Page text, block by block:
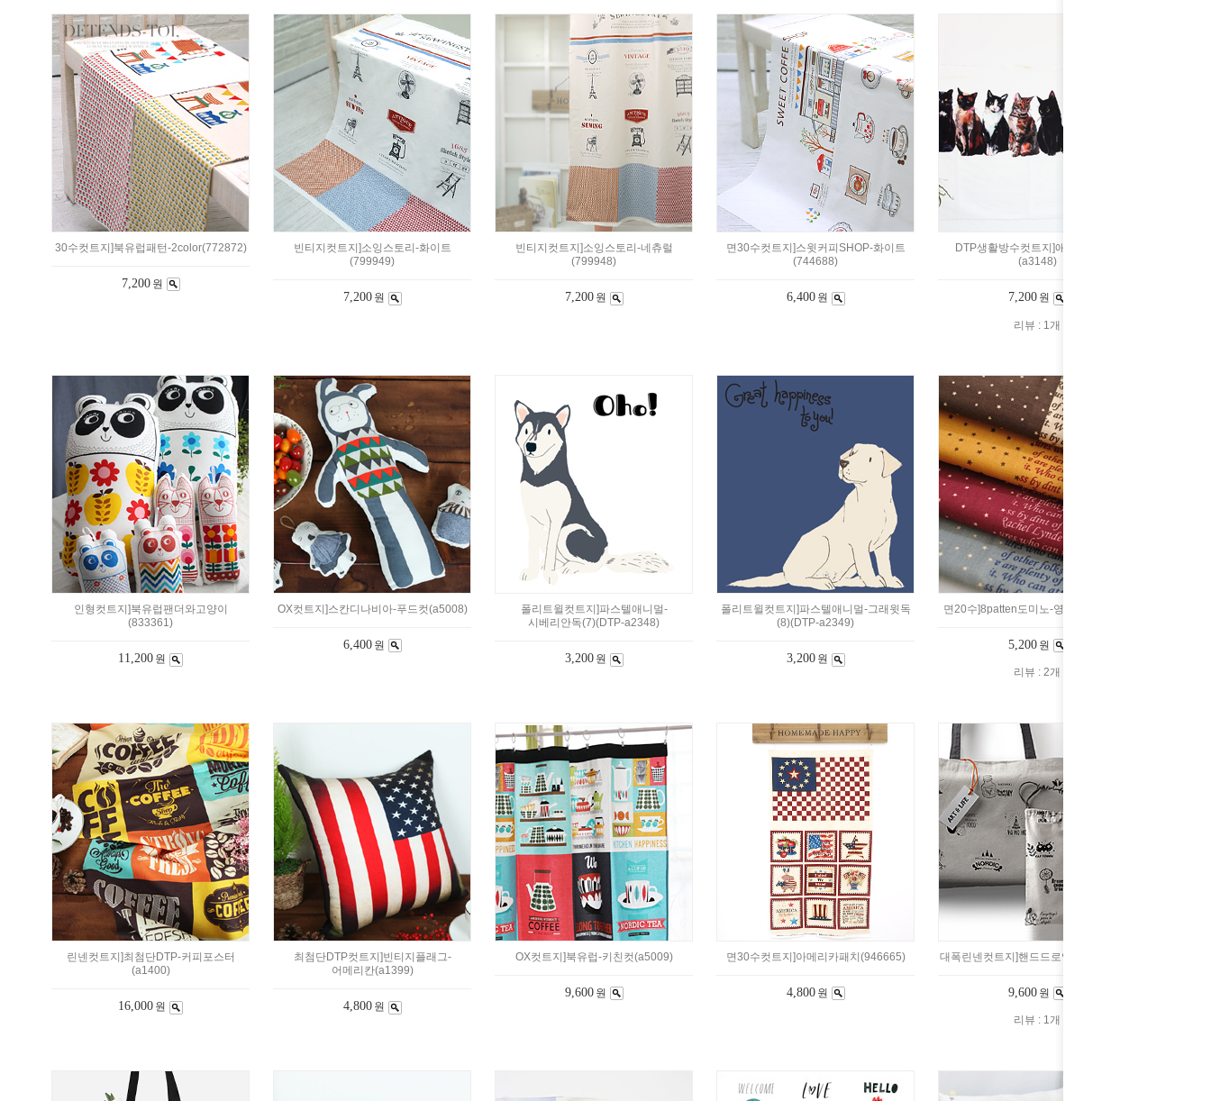
30수컷트지]북유럽패턴-2color(772872)
7,200 원
빈티지컷트지]소잉스토리-화이트
(799949)
7,200 원
빈티지컷트지]소잉스토리-네츄럴
(799948)
7,200 원
면30수컷트지]스윗커피SHOP-화이트
(744688)
6,400 원
DTP생활방수컷트지]애니멀캣파티
(a3148)
7,200 원
리뷰 : 1개
인형컷트지]북유럽팬더와고양이
(833361)
11,200 원
OX컷트지]스칸디나비아-푸드컷(a5008)
6,400 원
폴리트윌컷트지]파스텔애니멀-
시베리안독(7)(DTP-a2348)
3,200 원
폴리트윌컷트지]파스텔애니멀-그래윗독
(8)(DTP-a2349)
3,200 원
면20수]8patten도미노-영문별(921006)
5,200 원
리뷰 : 2개
린넨컷트지]최첨단DTP-커피포스터
(a1400)
16,000 원
최첨단DTP컷트지]빈티지플래그-
어메리칸(a1399)
4,800 원
OX컷트지]북유럽-키친컷(a5009)
9,600 원
면30수컷트지]아메리카패치(946665)
4,800 원
대폭린넨컷트지]핸드드로잉39컷(a1697)
9,600 원
리뷰 : 1개